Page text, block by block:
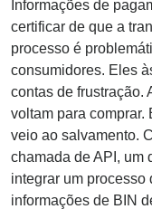
Informações de
certificar de que a
processo é
consumidores. Eles
contas de frustração.
voltam para comprar.
veio ao salvamento.
chamada de API, um
integrar um
informações de BIN